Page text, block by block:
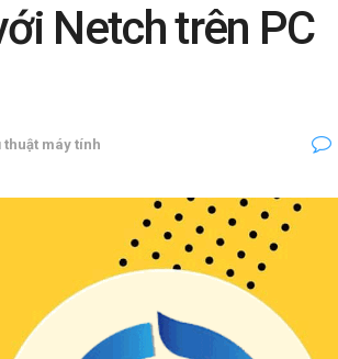
Netch trên PC
thuật máy tính